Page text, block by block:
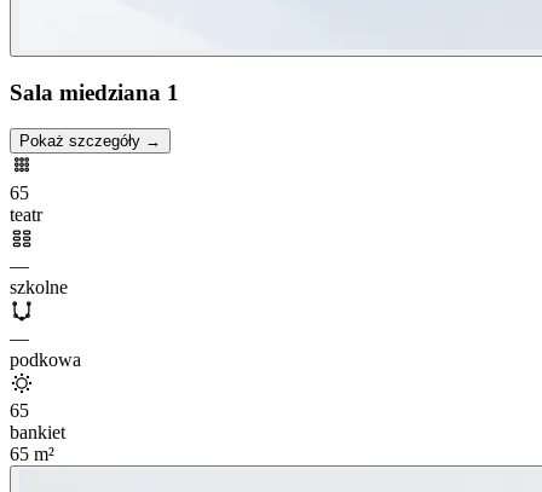
Sala miedziana 1
Pokaż szczegóły →
65
teatr
—
szkolne
—
podkowa
65
bankiet
65 m²